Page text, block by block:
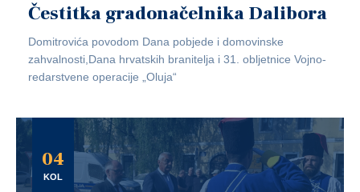
Čestitka gradonačelnika Dalibora
Domitrovića povodom Dana pobjede i domovinske
zahvalnosti,Dana hrvatskih branitelja i 31. obljetnice Vojno-
redarstvene operacije „Oluja“
04
KOL